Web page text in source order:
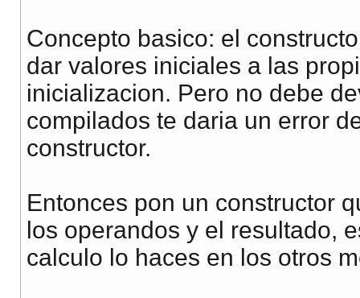
Concepto basico: el
dar valores iniciales a las
inicializacion. Pero no debe
compilados te daria un error
constructor.
Entonces pon un constructor
los operandos y el resultado,
calculo lo haces en los otros